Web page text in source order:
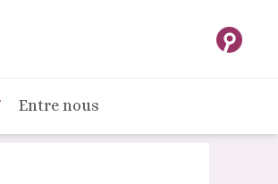
Entre nous